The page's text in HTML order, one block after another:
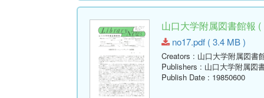
山口大学附属図書館報
no17.pdf ( 3.4 MB )
Creators : 山口大学附属図書
Publishers : 山口大学附属図
Publish Date : 19850600